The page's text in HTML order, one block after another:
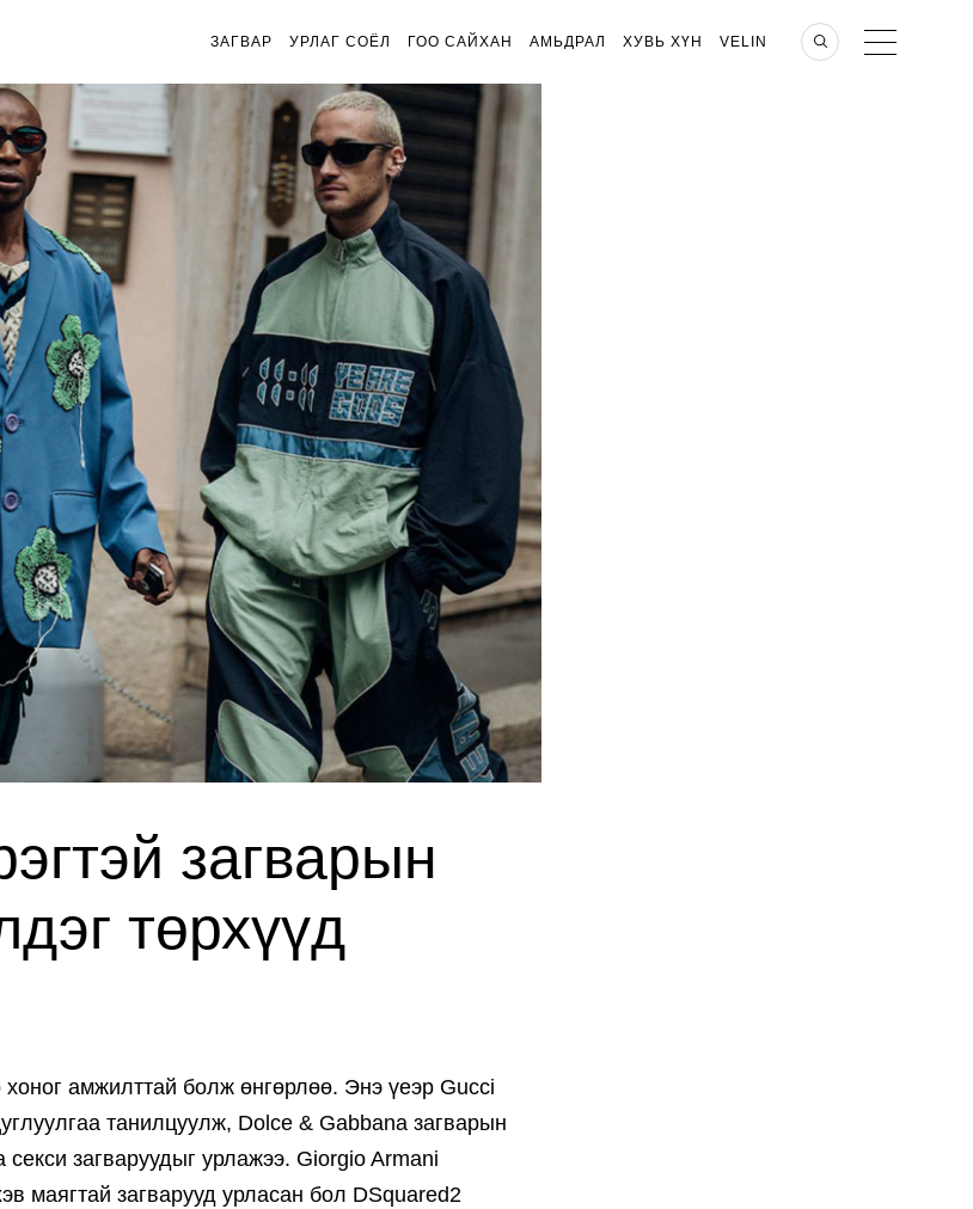
ЗАГВАР УРЛАГ СОЁЛ ГОО САЙХАН АМЬДРАЛ ХУВЬ ХҮН VELIN
загварын
төрхүүд
амжилттай болж өнгөрлөө. Энэ үеэр Gucci
танилцуулж, Dolce & Gabbana загварын
загваруудыг урлажээ. Giorgio Armani
маягтай загварууд урласан бол DSquared2